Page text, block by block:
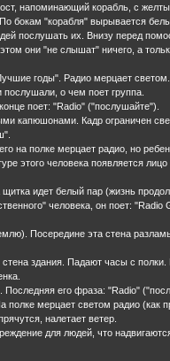
напоминающий корабль, с
"корабля" вырывается
послушать их. Внизу перед
они "не слышат" ничего, а
годы". Радио мерцает
о чем поет группа.
поет: "Radio" ("послушайте").
капюшонами. Кадр ограничен
на полке мерцает радио, но
этого человека появляется
идет белый пар (жизнь
человека, он поет: "Radio
Посередине эта стена
здания. Падают часы с
Последняя его фраза: "Radio"
мерцает светом радио
налетает ветер.
для людей, что